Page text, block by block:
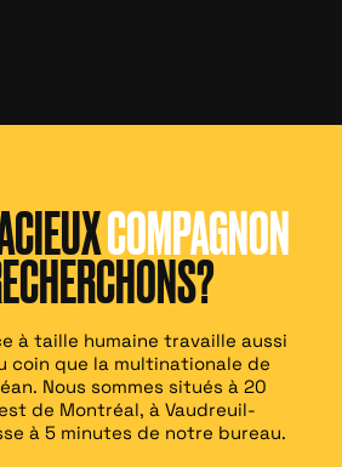
COMPAGNON
à taille humaine travaille aussi
coin que la multinationale de
Nous sommes situés à 20
de Montréal, à Vaudreuil-
à 5 minutes de notre bureau.